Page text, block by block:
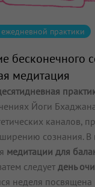
практики
бесконечного
медитация
Йоги
каналов,
сознания. В
медитации для
следуетдень
неделя посвящена